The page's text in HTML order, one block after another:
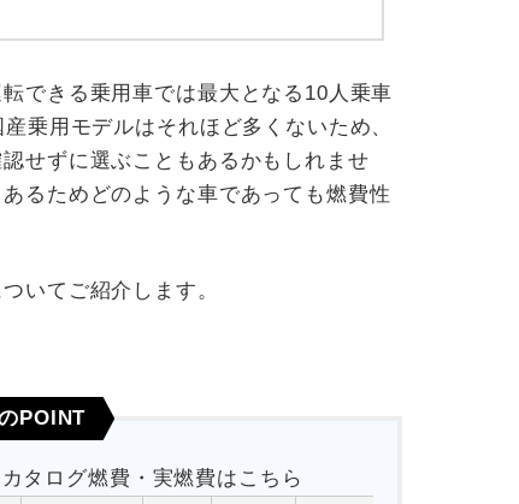
できる乗用車では最大となる10人乗車
乗用モデルはそれほど多くないため、
せずに選ぶこともあるかもしれませ
るためどのような車であっても燃費性
いてご紹介します。
POINT
タログ燃費・実燃費はこちら